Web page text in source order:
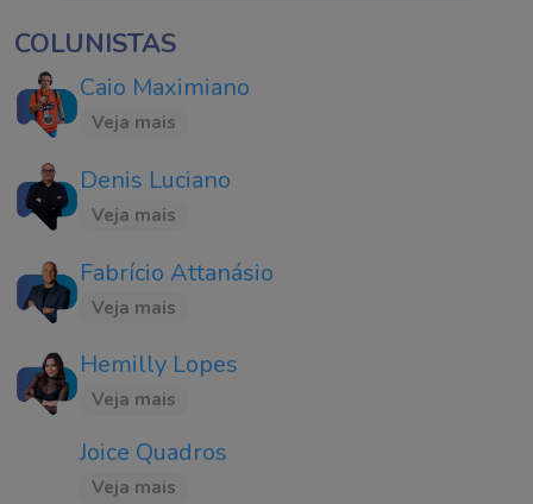
COLUNISTAS
Caio Maximiano
Veja mais
Denis Luciano
Veja mais
Fabrício Attanásio
Veja mais
Hemilly Lopes
Veja mais
Joice Quadros
Veja mais